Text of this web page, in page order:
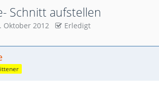
Schnitt aufstellen
Oktober 2012 Erledigt